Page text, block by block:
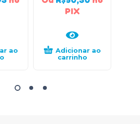
ao
PIX
Adicionar ao
carrinho